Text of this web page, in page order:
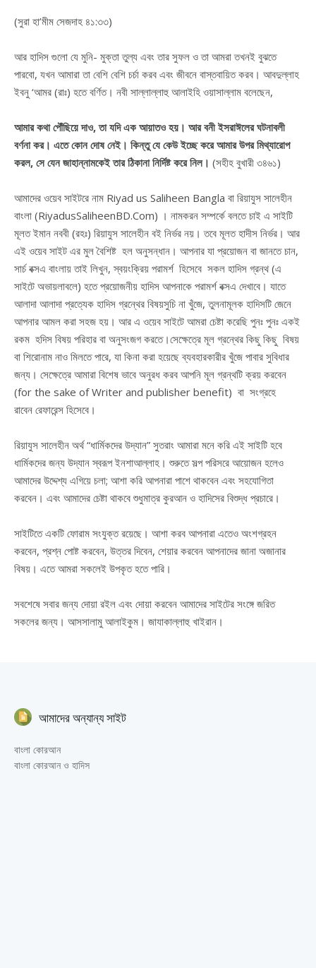
(সুরা হা’মীম সেজদাহ ৪১:৩৩)
আর হাদিস গুলো যে মুনি- মুক্তা তুল্য এবং তার সুফল ও তা আমরা তখনই বুঝতে
পারবো, যখন আমারা তা বেশি বেশি চর্চা করব এবং জীবনে বাস্তবায়িত করব। আবদুল্লাহ
ইবনু ‘আমর (রাঃ) হতে বর্ণিত। নবী সাল্লাল্লাহু আলাইহি ওয়াসাল্লাম বলেছেন,
আমার কথা পৌঁছিয়ে দাও, তা যদি এক আয়াতও হয়। আর বনী ইসরাঈলের ঘটনাবলী
বর্ণনা কর। এতে কোন দোষ নেই। কিন্তু যে কেউ ইচ্ছে করে আমার উপর মিথ্যারোপ
করল, সে যেন জাহান্নামকেই তার ঠিকানা নির্দিষ্ট করে নিল। (সহীহ বুখারী ৩৪৬১)
আমাদের ওয়েব সাইটরে নাম Riyad us Saliheen Bangla বা রিয়াযুস সালেহীন
বাংলা (RiyadusSaliheenBD.Com) । নামকরন সম্পর্কে বলতে চাই এ সাইটি
মূলত ইমান নববী (রহঃ) রিয়াযুস সালেহীন বই নির্ভর নয়। তবে মূলত হাদীস নির্ভর। আর
এই ওয়েব সাইট এর মুল বৈশিষ্ট হল অনুসন্ধান। আপনার যা প্রয়োজন বা জানতে চান,
সার্চ বক্সএ বাংলায় তাই লিখুন, স্বয়ংক্রিয় পরামর্শ হিসেবে সকল হাদিস গ্রন্থ (এ
সাইটে অভায়লাবলে) হতে প্রয়োজনীয় হাদিস আপনাকে পরামর্শ বক্সএ দেখাবে। যাতে
আলাদা আলাদা প্রত্যেক হাদিস গ্রন্থের বিষয়সুচি না খুঁজে, তুলনামূলক হাদিসটি জেনে
আপনার আমল করা সহজ হয়। আর এ ওয়েব সাইটে আমরা চেষ্টা করেছি পুনঃ পুনঃ একই
রকম হদিস বিষয় পরিহার বা অনুসংজগ করতে।সেক্ষেত্রে মূল গ্রন্থের কিছু কিছু বিষয়
বা শিরোনাম নাও মিলতে পারে, যা কিনা করা হয়েছে ব্যবহারকারীর খুঁজে পাবার সুবিধার
জন্য। সেক্ষেত্রে আমারা বিশেষ ভাবে অনুরধ করব আপনি মূল গ্রন্থটি ক্রয় করবেন
(for the sake of Writer and publisher benefit) বা সংগ্রহে
রাবেন রেফারেন্স হিসেবে।
রিয়াযুস সালেহীন অর্থ “ধার্মিকদের উদ্যান” সুতরাং আমারা মনে করি এই সাইটি হবে
ধার্মিকদের জন্য উদ্যান স্বরূপ ইনশাআল্লাহ। শুরুতে সল্প পরিসরে আয়োজন হলেও
আমাদের উদ্দেশ্য এগিয়ে চলা; আশা করি আপনারা পাশে থাকবেন এবং সহযোগিতা
করবেন। এবং আমাদের চেষ্টা থাকবে শুধুমাত্র কুরআন ও হাদিসের বিশুদ্ধ প্রচারে।
সাইটিতে একটি ফোরাম সংযুক্ত রয়েছে। আশা করব আপনারা এতেও অংশগ্রহন
করবেন, প্রশ্ন পোষ্ট করবেন, উত্তর দিবেন, শেয়ার করবেন আপনাদের জানা অজানার
বিষয়। এতে আমরা সকলেই উপকৃত হতে পারি।
সবশেষে সবার জন্য দোয়া রইল এবং দোয়া করবেন আমাদের সাইটের সংঙ্গে জরিত
সকলের জন্য। আসসালামু আলাইকুম। জাযাকাল্লাহু খাইরান।
আমাদের অন্যান্য সাইট
বাংলা কোরআন
বাংলা কোরআন ও হাদিস